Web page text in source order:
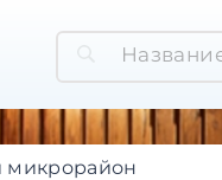
микрорайон